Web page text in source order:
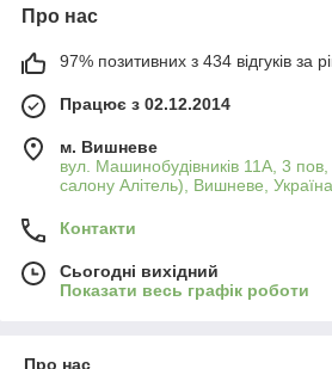
Про нас
97% позитивних з 434 відгуків за
Працює з 02.12.2014
м. Вишневе
вул. Машинобудівників 11А, 3 пов,
салону Алітель), Вишневе, Україна
Контакти
Сьогодні вихідний
Показати весь графік роботи
Про нас